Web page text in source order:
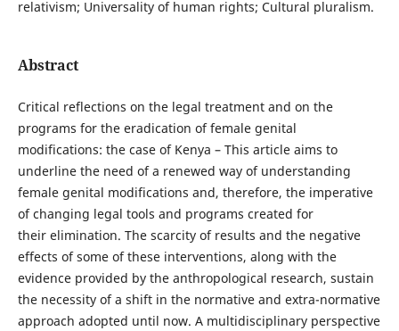
relativism; Universality of human rights; Cultural pluralism.
Abstract
Critical reflections on the legal treatment and on the
programs for the eradication of female genital
modifications: the case of Kenya – This article aims to
underline the need of a renewed way of understanding
female genital modifications and, therefore, the imperative
of changing legal tools and programs created for
their elimination. The scarcity of results and the negative
effects of some of these interventions, along with the
evidence provided by the anthropological research, sustain
the necessity of a shift in the normative and extra-normative
approach adopted until now. A multidisciplinary perspective